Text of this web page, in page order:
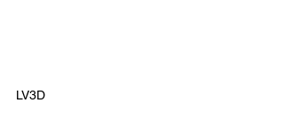
LV3D